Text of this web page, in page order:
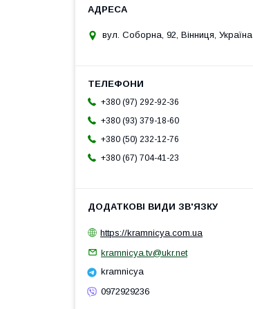
вул. Соборна, 92, Вінниця, Україна
+380 (97) 292-92-36
+380 (93) 379-18-60
+380 (50) 232-12-76
+380 (67) 704-41-23
https://kramnicya.com.ua
kramnicya.tv@ukr.net
kramnicya
0972929236